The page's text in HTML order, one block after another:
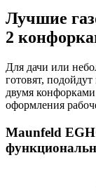
Лучшие
2
Для дачи или
готовят,
двумя
оформления
Maunfeld